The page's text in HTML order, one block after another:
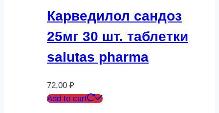
Карведилол сандоз
25мг 30 шт. таблетки
salutas pharma
72,00 ₽
Add to cart